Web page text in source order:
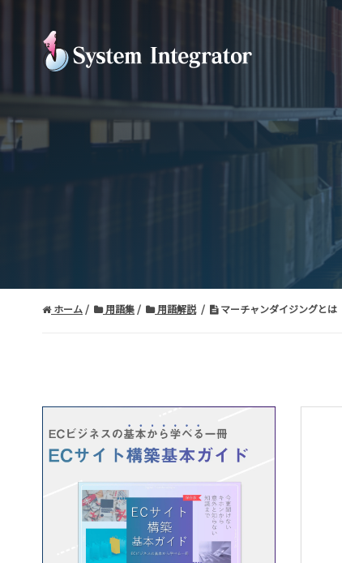
ホーム 用語集 用語解説 マーチャンダイジングとは